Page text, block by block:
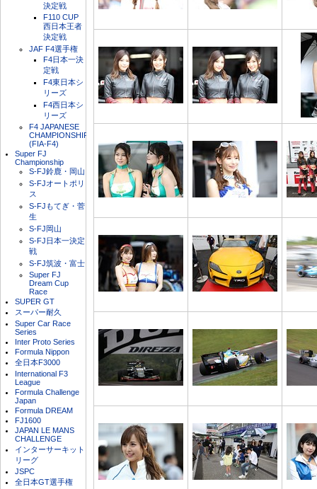
決定戦
F110 CUP
西日本王者
決定戦
JAF F4選手権
F4日本一決
定戦
F4東日本シ
リーズ
F4西日本シ
リーズ
F4 JAPANESE
CHAMPIONSHIP
(FIA-F4)
Super FJ
Championship
S-FJ鈴鹿・岡山
S-FJオートポリ
ス
S-FJもてぎ・菅
生
S-FJ岡山
S-FJ日本一決定
戦
S-FJ筑波・富士
Super FJ
Dream Cup
Race
SUPER GT
スーパー耐久
Super Car Race
Series
Inter Proto Series
Formula Nippon
全日本F3000
International F3
League
Formula Challenge
Japan
Formula DREAM
FJ1600
JAPAN LE MANS
CHALLENGE
インターサーキット
リーグ
JSPC
全日本GT選手権